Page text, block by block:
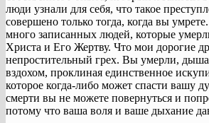
люди узнали для себя, что такое
совершено только тогда, когда вы
много записанных людей, которые
Христа и Его Жертву. Что мои дорогие
непростительный грех. Вы умерли,
вздохом, проклиная единственное
которое когда-либо может спасти вашу
смерти вы не можете повернуться и
потому что ваша воля и ваше дыхание